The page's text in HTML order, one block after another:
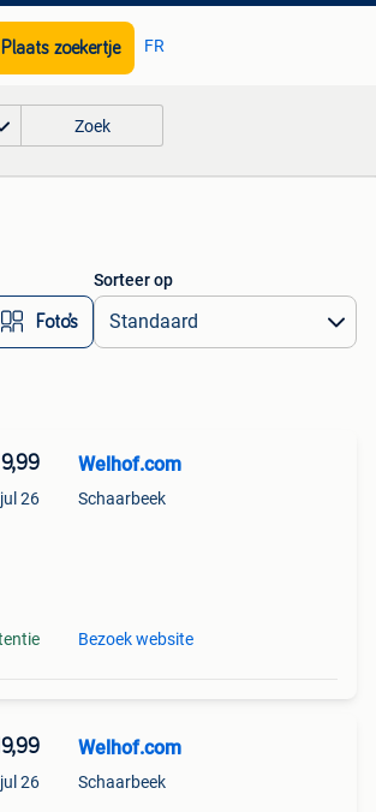
Plaats zoekertje FR
Zoek
Foto’s
Sorteer op
26
Welhof.com
Schaarbeek
Bezoek website
26
Welhof.com
Schaarbeek